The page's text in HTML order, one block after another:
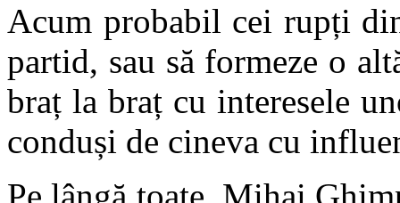
Acum probabil cei rupți
partid, sau să formeze o
braț la braț cu interesele
conduși de cineva cu
Pe lângă toate, Mihai